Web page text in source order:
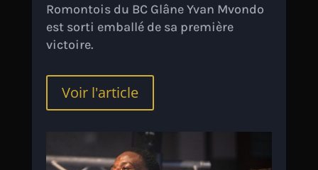
Romontois du BC Glâne Yvan Mvondo
est sorti emballé de sa première
victoire.
Voir l'article